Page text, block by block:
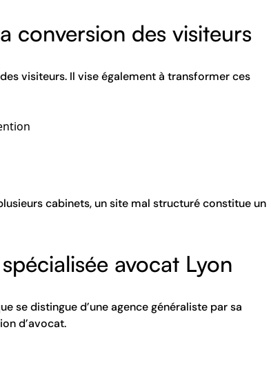
conversion des visiteurs
visiteurs. Il vise également à transformer ces
cabinets, un site mal structuré constitue un
avocat Lyon
se distingue d’une agence généraliste par sa
d’avocat.